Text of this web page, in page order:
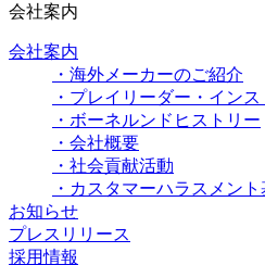
会社案内
会社案内
・海外メーカーのご紹介
・プレイリーダー・イン
・ボーネルンドヒストリー
・会社概要
・社会貢献活動
・カスタマーハラスメン
お知らせ
プレスリリース
採用情報